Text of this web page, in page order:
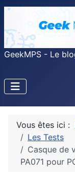
GeekMPS - Le
Vous êtes ici :
Les Tests
Casque de
PA071 pour